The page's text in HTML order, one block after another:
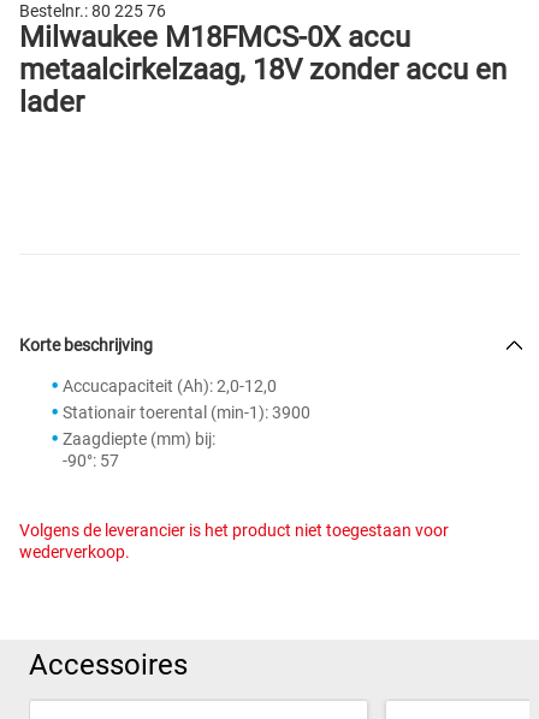
Bestelnr.:80 225 76
Milwaukee M18FMCS-0X accu
metaalcirkelzaag, 18V zonder accu en
lader
Korte beschrijving
Accucapaciteit (Ah): 2,0-12,0
Stationair toerental (min-1): 3900
Zaagdiepte (mm) bij:
-90°: 57
Volgens de leverancier is het product niet toegestaan voor
wederverkoop.
Accessoires